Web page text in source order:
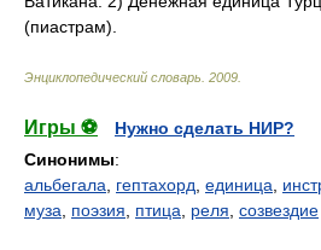
(пиастрам).
Энциклопедический словарь 2009
Игры ⚽
Нужно сделать НИР?
Синонимы:
альбегала
гептахорд единица
муза
поэзия птица реля созвездие